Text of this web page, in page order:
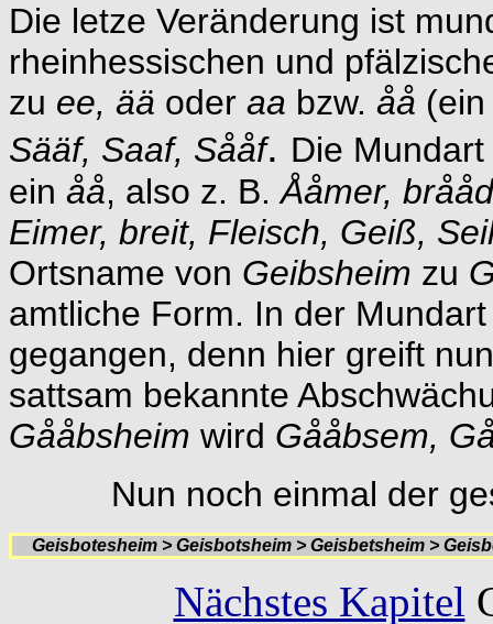
Die letze Veränderung ist
rheinhessischen und
zu ee, ää oder aa bzw. åå
Sääf, Saaf, Sååf. Die
ein åå, also z. B.Ååmer,
Eimer, breit, Fleisch, Geiß,
Ortsname von Geibsheim zu
amtliche Form. In der
gegangen, denn hier greift
sattsam bekannte
Gååbsheim wird Gååbsem,
Nun noch einmal der
Geisbotesheim > Geisbotsheim > Geisbetsheim >
Nächstes Kapitel